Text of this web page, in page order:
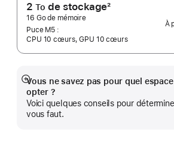
2To de stockage
Note
de
bas
de
2
16 Go de mémoire
Puce M5 :
CPU 10 cœurs, GPU 10 cœurs
À
Vous ne savez pas pour quel
opter ?
Voici quelques conseils pour
vous faut.
Afficher
plus